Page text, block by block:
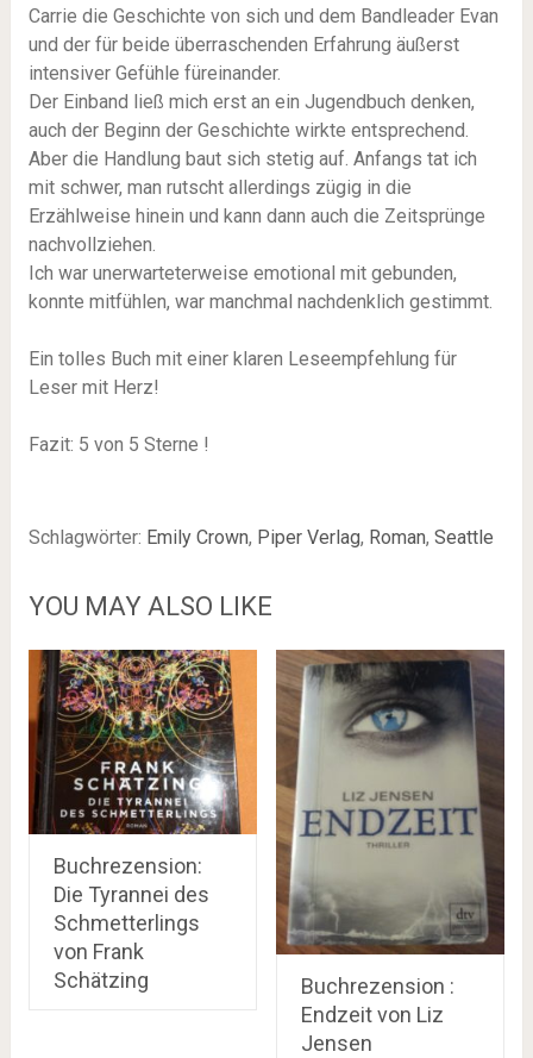
Carrie die Geschichte von sich und dem Bandleader Evan
und der für beide überraschenden Erfahrung äußerst
intensiver Gefühle füreinander.
Der Einband ließ mich erst an ein Jugendbuch denken,
auch der Beginn der Geschichte wirkte entsprechend.
Aber die Handlung baut sich stetig auf. Anfangs tat ich
mit schwer, man rutscht allerdings zügig in die
Erzählweise hinein und kann dann auch die Zeitsprünge
nachvollziehen.
Ich war unerwarteterweise emotional mit gebunden,
konnte mitfühlen, war manchmal nachdenklich gestimmt.
Ein tolles Buch mit einer klaren Leseempfehlung für
Leser mit Herz!
Fazit: 5 von 5 Sterne !
Schlagwörter: Emily Crown, Piper Verlag, Roman, Seattle
YOU MAY ALSO LIKE
Buchrezension:
Die Tyrannei des
Schmetterlings
von Frank
Schätzing
Buchrezension :
Endzeit von Liz
Jensen